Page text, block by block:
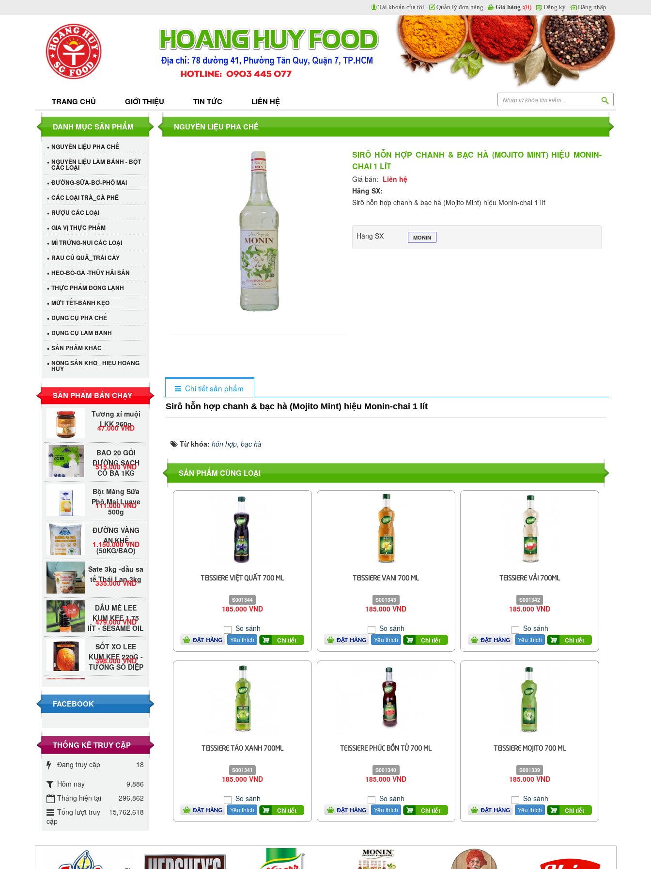
TRANG CHỦ GIỚI THIỆU TIN TỨC LIÊN HỆ
Tài khoản của tôi Quản lý đơn hàng Giỏ hàng :(0) Đăng ký Đăng nhập
NGUYÊN LIỆU PHA CHẾ
SIRÔ HỖN HỢP CHANH & BẠC HÀ (MOJITO MINT) HIỆU MONIN-
CHAI 1 LÍT
Giá bán: Liên hệ
Hãng SX:
Sirô hỗn hợp chanh & bạc hà (Mojito Mint) hiệu Monin-chai 1 lít
Hãng SX MONIN
Chi tiết sản phẩm
Sirô hỗn hợp chanh & bạc hà (Mojito Mint) hiệu Monin-chai 1 lít
Từ khóa: hỗn hợp, bạc hà
SẢN PHẨM CÙNG LOẠI
TEISSIERE VIỆT QUẤT 700 ML
S001344
185.000 VND
So sánh
ĐẶT HÀNG Yêu thích Chi tiết
TEISSIERE VANI 700 ML
S001343
185.000 VND
So sánh
ĐẶT HÀNG Yêu thích Chi tiết
TEISSIERE VẢI 700ML
S001342
185.000 VND
So sánh
ĐẶT HÀNG Yêu thích Chi tiết
TEISSIERE TÁO XANH 700ML
S001341
185.000 VND
So sánh
ĐẶT HÀNG Yêu thích Chi tiết
TEISSIERE PHÚC BỒN TỬ 700 ML
S001340
185.000 VND
So sánh
ĐẶT HÀNG Yêu thích Chi tiết
TEISSIERE MOJITO 700 ML
S001339
185.000 VND
So sánh
ĐẶT HÀNG Yêu thích Chi tiết
DANH MỤC SẢN PHẨM
NGUYÊN LIỆU PHA CHẾ
NGUYÊN LIỆU LÀM BÁNH - BỘT
CÁC LOẠI
ĐƯỜNG-SỮA-BƠ-PHÔ MAI
CÁC LOẠI TRÀ_CÀ PHÊ
RƯỢU CÁC LOẠI
GIA VỊ THỰC PHẨM
MÌ TRỨNG-NUI CÁC LOẠI
RAU CỦ QUẢ_TRÁI CÂY
HEO-BÒ-GÀ -THỦY HẢI SẢN
THỰC PHẨM ĐÔNG LẠNH
MỨT TẾT-BÁNH KẸO
DỤNG CỤ PHA CHẾ
DỤNG CỤ LÀM BÁNH
SẢN PHẢM KHÁC
NÔNG SẢN KHÔ_ HIỆU HOÀNG
HUY
SẢN PHẨM BÁN CHẠY
Cần Tây Đà Lạt
40.000 VND
LỐC 12 HỦ
LKK 260g
LKK 260g
47.000 VND
BAO 20 GÓI
ĐƯỜNG SẠCH
CÔ BA 1KG
515.000 VND
Phô Mai Luave
500g
111.000 VND
ĐƯỜNG VÀNG
AN KHÊ
(50KG/BAO)
1.150.000 VND
Sate 3kg -dầu sa
tế Thái Lan 3kg
335.000 VND
DẦU MÈ LEE
KUM KEE 1.75
lÍT - SESAME OIL
(BLENDED)
479.000 VND
SỐT XO LEE
KUM KEE 220G -
TƯƠNG SÒ ĐIỆP
398.000 VND
40.000 VND
Đường phèn
Long An bao
295.000 VND
Đường mía thiên
gói 1kg
32.000 VND
CÔ BA BIÊN
27.000 VND
FACEBOOK
THỐNG KÊ TRUY CẬP
Đang truy cập
18
Hôm nay
9,886
Tháng hiện tại
296,862
Tổng lượt truy
cập
15,762,618